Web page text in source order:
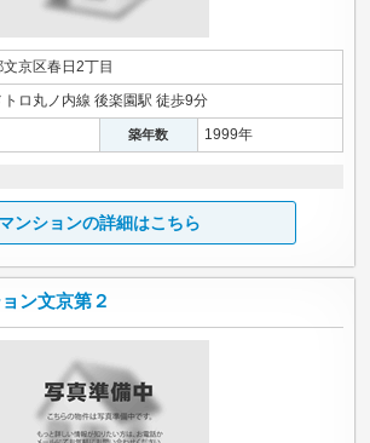
京区春日2丁目
トロ丸ノ内線 後楽園駅 徒歩9分
築年数 1999年
マンションの詳細はこちら
ン文京第２